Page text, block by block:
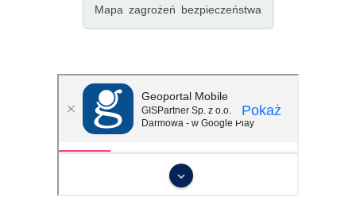
Mapa zagrożeń bezpieczeństwa